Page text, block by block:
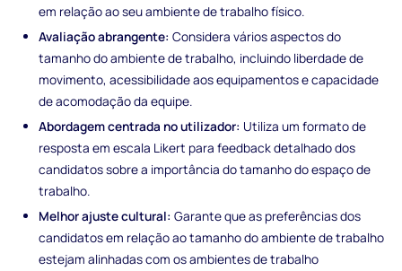
em relação ao seu ambiente de trabalho físico.
Avaliação abrangente:Considera vários aspectos do
tamanho do ambiente de trabalho, incluindo liberdade de
movimento, acessibilidade aos equipamentos e capacidade
de acomodação da equipe.
Abordagem centrada no utilizador: Utiliza um formato de
resposta em escala Likert para feedback detalhado dos
candidatos sobre a importância do tamanho do espaço de
trabalho.
Melhor ajuste cultural: Garante que as preferências dos
candidatos em relação ao tamanho do ambiente de trabalho
estejam alinhadas com os ambientes de trabalho